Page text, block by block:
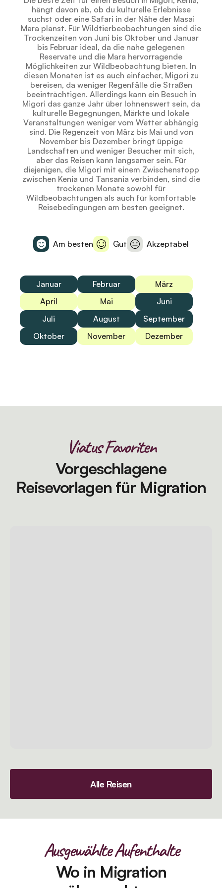
hängt davon ab, ob du kulturelle Erlebnisse
suchst oder eine Safari in der Nähe der Masai
Mara planst. Für Wildtierbeobachtungen sind die
Trockenzeiten von Juni bis Oktober und Januar
bis Februar ideal, da die nahe gelegenen
Reservate und die Mara hervorragende
Möglichkeiten zur Wildbeobachtung bieten. In
diesen Monaten ist es auch einfacher, Migori zu
bereisen, da weniger Regenfälle die Straßen
beeinträchtigen. Allerdings kann ein Besuch in
Migori das ganze Jahr über lohnenswert sein, da
kulturelle Begegnungen, Märkte und lokale
Veranstaltungen weniger vom Wetter abhängig
sind. Die Regenzeit von März bis Mai und von
November bis Dezember bringt üppige
Landschaften und weniger Besucher mit sich,
aber das Reisen kann langsamer sein. Für
diejenigen, die Migori mit einem Zwischenstopp
zwischen Kenia und Tansania verbinden, sind die
trockenen Monate sowohl für
Wildbeobachtungen als auch für komfortable
Reisebedingungen am besten geeignet.
Am besten Gut Akzeptabel
Januar Februar
März
April
Mai
Juni
Juli
August
September
Oktober
November Dezember
Viatus Favoriten
Vorgeschlagene
Reisevorlagen für Migration
Alle Reisen
Ausgewählte Aufenthalte
Wo in Migration